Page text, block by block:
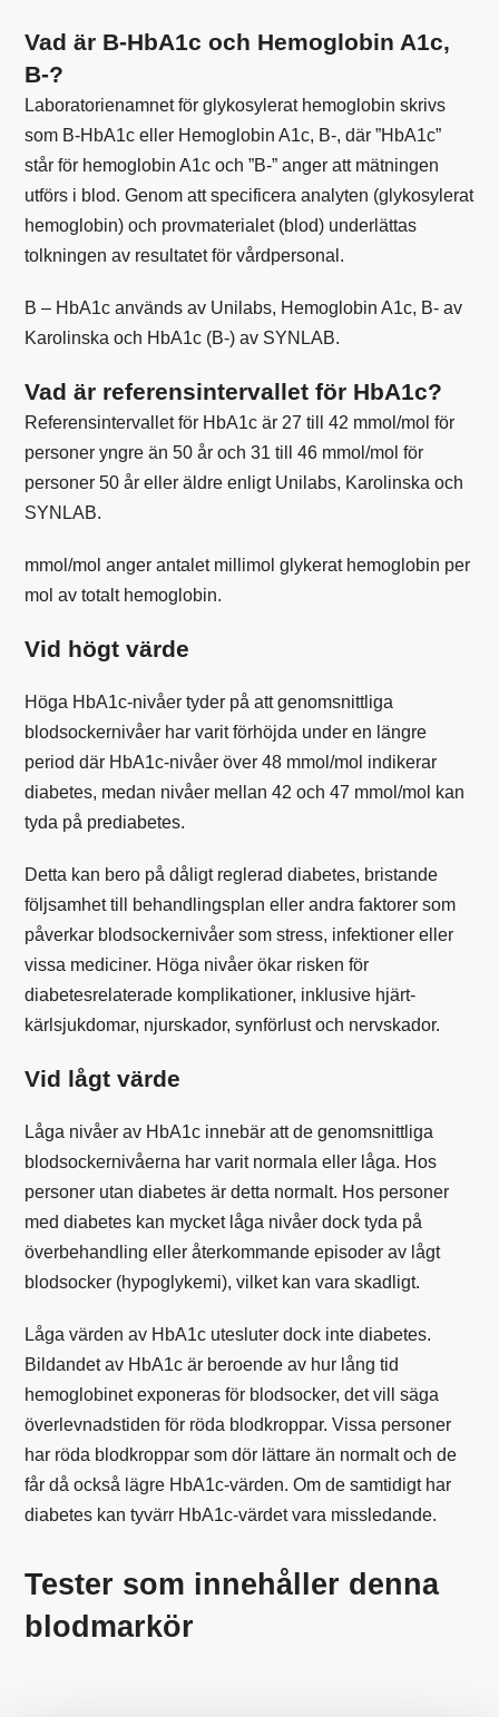
Vad är B-HbA1c och Hemoglobin A1c,
B-?
Laboratorienamnet för glykosylerat hemoglobin skrivs
som B-HbA1c eller Hemoglobin A1c, B-, där ”HbA1c”
står för hemoglobin A1c och ”B-” anger att mätningen
utförs i blod. Genom att specificera analyten (glykosylerat
hemoglobin) och provmaterialet (blod) underlättas
tolkningen av resultatet för vårdpersonal.
B – HbA1c används av Unilabs, Hemoglobin A1c, B- av
Karolinska och HbA1c (B-) av SYNLAB.
Vad är referensintervallet för HbA1c?
Referensintervallet för HbA1c är 27 till 42 mmol/mol för
personer yngre än 50 år och 31 till 46 mmol/mol för
personer 50 år eller äldre enligt Unilabs, Karolinska och
SYNLAB.
mmol/mol anger antalet millimol glykerat hemoglobin per
mol av totalt hemoglobin.
Vid högt värde
Höga HbA1c-nivåer tyder på att genomsnittliga
blodsockernivåer har varit förhöjda under en längre
period där HbA1c-nivåer över 48 mmol/mol indikerar
diabetes, medan nivåer mellan 42 och 47 mmol/mol kan
tyda på prediabetes.
Detta kan bero på dåligt reglerad diabetes, bristande
följsamhet till behandlingsplan eller andra faktorer som
påverkar blodsockernivåer som stress, infektioner eller
vissa mediciner. Höga nivåer ökar risken för
diabetesrelaterade komplikationer, inklusive hjärt-
kärlsjukdomar, njurskador, synförlust och nervskador.
Vid lågt värde
Låga nivåer av HbA1c innebär att de genomsnittliga
blodsockernivåerna har varit normala eller låga. Hos
personer utan diabetes är detta normalt. Hos personer
med diabetes kan mycket låga nivåer dock tyda på
överbehandling eller återkommande episoder av lågt
blodsocker (hypoglykemi), vilket kan vara skadligt.
Låga värden av HbA1c utesluter dock inte diabetes.
Bildandet av HbA1c är beroende av hur lång tid
hemoglobinet exponeras för blodsocker, det vill säga
överlevnadstiden för röda blodkroppar. Vissa personer
har röda blodkroppar som dör lättare än normalt och de
får då också lägre HbA1c-värden. Om de samtidigt har
diabetes kan tyvärr HbA1c-värdet vara missledande.
Tester som innehåller denna
blodmarkör